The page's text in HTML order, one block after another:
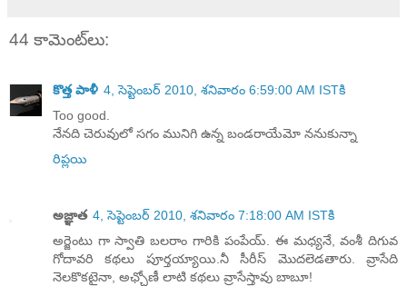
44 కామెంట్‌లు:
కొత్త పాళీ 4, సెప్టెంబర్ 2010, శనివారం 6:59:00 AM ISTకి
Too good.
నేనది చెరువులో సగం మునిగి ఉన్న బండరాయేమో ననుకున్నా
రిప్లయి
అజ్ఞాత 4, సెప్టెంబర్ 2010, శనివారం 7:18:00 AM ISTకి
అర్జెంటు గా స్వాతి బలరాం గారికి పంపేయ్. ఈ మధ్యనే, వంశీ దిగువ
గోదావరి కథలు పూర్తయ్యాయి.నీ సీరీస్ మొదలెడతారు. వ్రాసేది
నెలకొకటైనా, అఛ్ఛోణీ లాటి కథలు వ్రాసేస్తావు బాబూ!